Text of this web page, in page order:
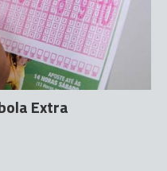
Extra